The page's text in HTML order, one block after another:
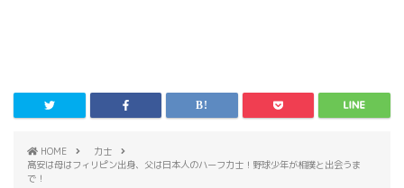
HOME
力士
髙安は母はフィリピン出身、父は日本人のハーフ力士！野球少年が相撲と出会うま
で！